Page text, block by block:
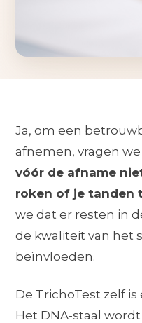
Ja, om een
afnemen, vragen
vóór de afname
roken of je tanden
we dat er resten in
de kwaliteit van het
beïnvloeden.
De TrichoTest zelf
Het DNA-staal